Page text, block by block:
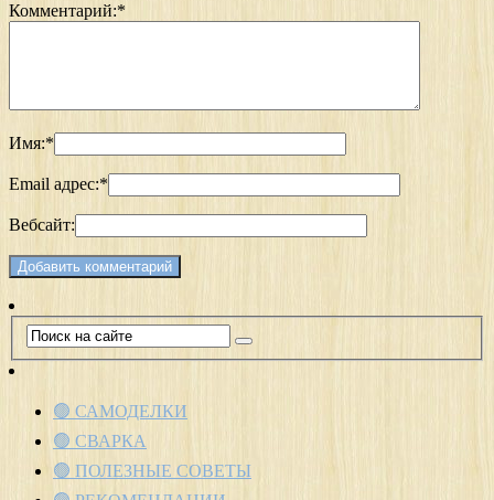
Комментарий:*
Имя:*
Email адрес:*
Вебсайт:
🟢 САМОДЕЛКИ
🟢 СВАРКА
🟢 ПОЛЕЗНЫЕ СОВЕТЫ